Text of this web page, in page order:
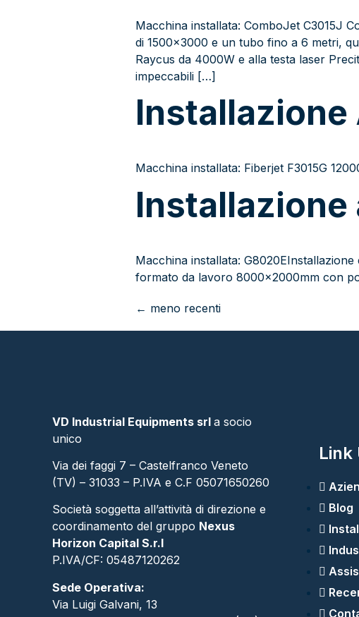
Macchina installata: ComboJet C3015J
di 1500×3000 e un tubo fino a 6 metri,
Raycus da 4000W e alla testa laser
impeccabili […]
Installazione
Macchina installata: Fiberjet F3015G
Installazione
Macchina installata:
formato da lavoro 8000x2000mm con
← meno recenti
VD Industrial Equipments srl a socio
unico
Via dei faggi 7 – Castelfranco Veneto
(TV) – 31033 – P.IVA e C.F 05071650260
Società soggetta all’attività di direzione e
coordinamento del gruppo Nexus
Horizon Capital S.r.l
P.IVA/CF: 05487120262​
Sede Operativa:
Via Luigi Galvani, 13
Link
Blog